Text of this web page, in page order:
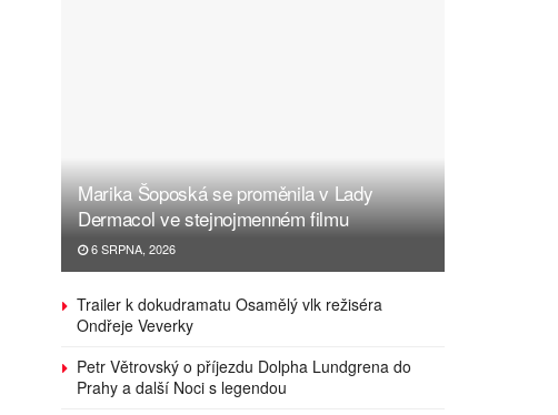
Marika Šoposká se proměnila v Lady
Dermacol ve stejnojmenném filmu
6 SRPNA, 2026
Trailer k dokudramatu Osamělý vlk režiséra
Ondřeje Veverky
Petr Větrovský o příjezdu Dolpha Lundgrena do
Prahy a další Noci s legendou